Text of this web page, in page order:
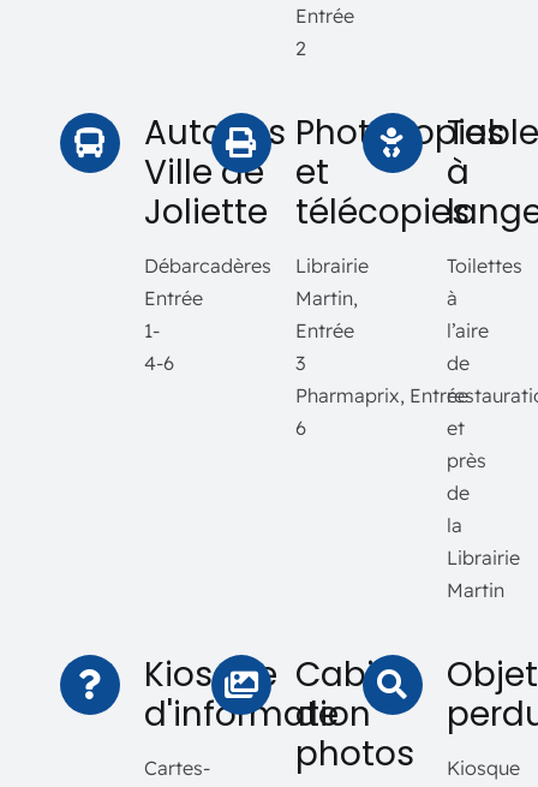
Entrée
2
Autobus
Ville de
Joliette
Débarcadères
Entrée
1-
4-6
Photocopies
et
télécopies
Librairie
Martin,
Entrée
3
Pharmaprix, Entrée
6
Table
à
Toilettes
à
l’aire
de
et
près
de
la
Librairie
Martin
Kiosque
d'information
Cartes-
Cabine
de
photos
Kiosque